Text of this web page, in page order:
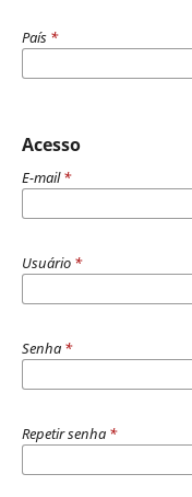
País *
Acesso
E-mail*
Usuário *
Senha *
Repetir senha *